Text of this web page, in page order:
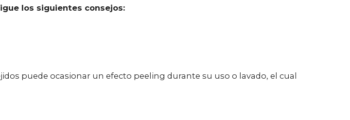
los siguientes consejos:
puede ocasionar un efecto peeling durante su uso o lavado, el cual